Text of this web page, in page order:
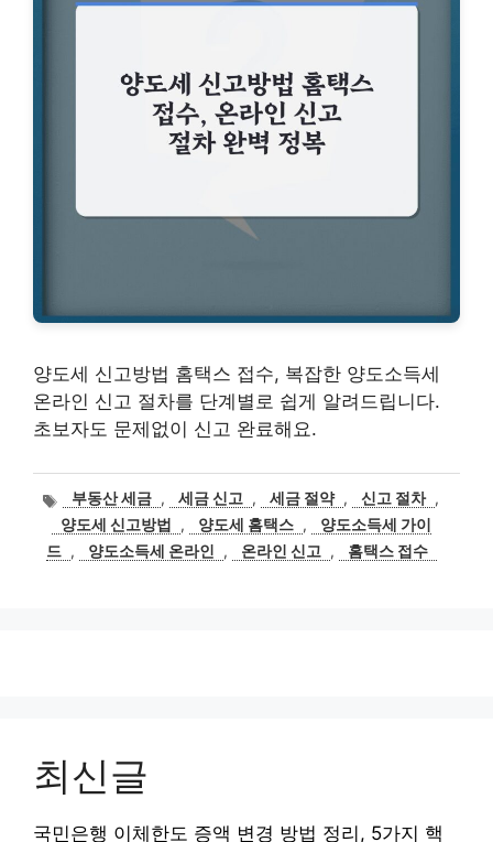
양도세 신고방법 홈택스 접수, 복잡한 양도소득세
온라인 신고 절차를 단계별로 쉽게 알려드립니다.
초보자도 문제없이 신고 완료해요.
태
그
부동산 세금 , 세금 신고 , 세금 절약 , 신고 절차 ,
양도세 신고방법
, 양도세 홈택스 ,
양도소득세 가이
드 , 양도소득세 온라인 , 온라인 신고 , 홈택스 접수
최신글
국민은행 이체한도 증액 변경 방법 정리, 5가지 핵